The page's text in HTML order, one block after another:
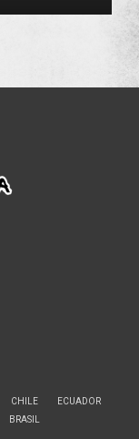
CHILE
BRASIL
ECUADOR